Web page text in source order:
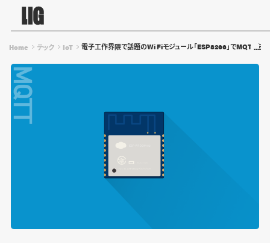
Home テック IoT 電子工作界隈で話題のWi Fiモジュール「ESP8266」でMQTTを